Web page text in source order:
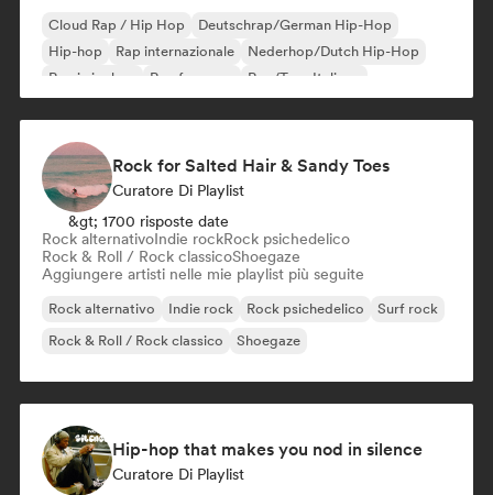
Cloud Rap / Hip Hop
Deutschrap/German Hip-Hop
Hip-hop
Rap internazionale
Nederhop/Dutch Hip-Hop
Rap in inglese
Rap francese Rap/Trap Italiano
Rock for Salted Hair & Sandy Toes
Curatore Di Playlist
&gt; 1700 risposte date
Rock alternativoIndie rockRock psichedelico
Rock & Roll / Rock classicoShoegaze
Aggiungere artisti nelle mie playlist più seguite
Rock alternativo Indie rock Rock psichedelico
Surf rock
Rock & Roll / Rock classico
Shoegaze
Hip-hop that makes you nod in silence
Curatore Di Playlist